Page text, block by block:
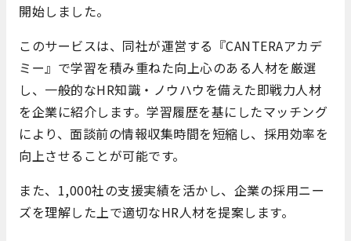
開始しました。 ​
このサービスは、同社が運営する『CANTERAアカデ
ミー』で学習を積み重ねた向上心のある人材を厳選
し、一般的なHR知識・ノウハウを備えた即戦力人材
を企業に紹介します。​学習履歴を基にしたマッチング
により、面談前の情報収集時間を短縮し、採用効率を
向上させることが可能です。​
また、1,000社の支援実績を活かし、企業の採用ニー
ズを理解した上で適切なHR人材を提案します。​